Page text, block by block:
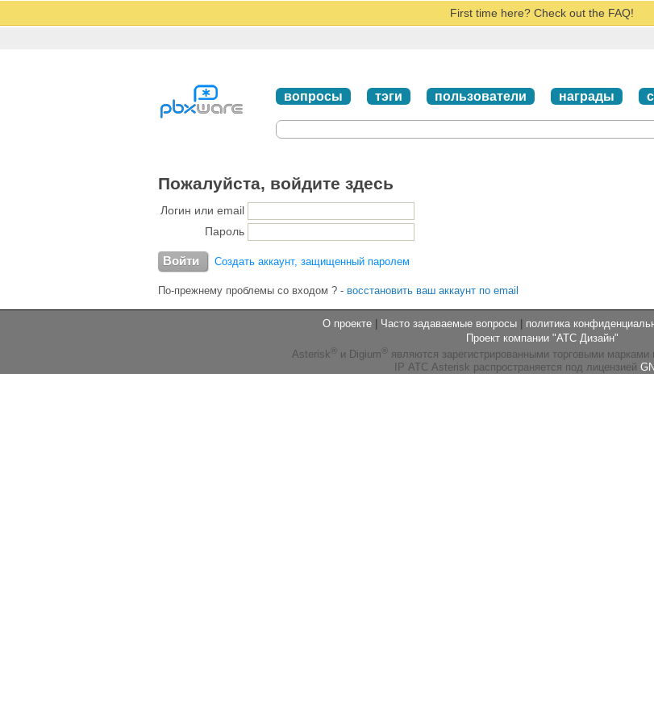
First time here? Check out the FAQ!
вопросы тэги пользователи награды
Пожалуйста, войдите здесь
Логин или email
Пароль
Создать аккаунт, защищенный паролем
По-прежнему проблемы со входом ? - восстановить ваш аккаунт по email
О проекте | Часто задаваемые вопросы | политика
Проект компании "АТС Дизайн"
Asterisk ® и Digium ® являются зарегистрированными торговыми марками
IP АТС Asterisk распространяется под лицензией